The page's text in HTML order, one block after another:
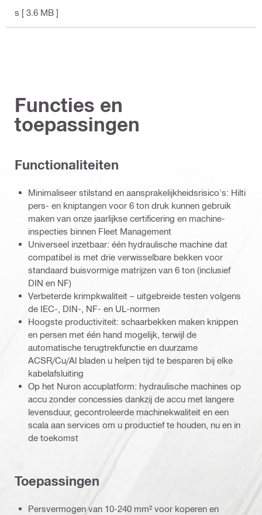
s [ 3.6 MB ]
Functies en
toepassingen
Functionaliteiten
Minimaliseer stilstand en aansprakelijkheidsrisico's: Hilti
pers- en kniptangen voor 6 ton druk kunnen gebruik
maken van onze jaarlijkse certificering en machine-
inspecties binnen Fleet Management
Universeel inzetbaar: één hydraulische machine dat
compatibel is met drie verwisselbare bekken voor
standaard buisvormige matrijzen van 6 ton (inclusief
DIN en NF)
Verbeterde krimpkwaliteit – uitgebreide testen volgens
de IEC-, DIN-, NF- en UL-normen
Hoogste productiviteit: schaarbekken maken knippen
en persen met één hand mogelijk, terwijl de
automatische terugtrekfunctie en duurzame
ACSR/Cu/Al bladen u helpen tijd te besparen bij elke
kabelafsluiting
Op het Nuron accuplatform: hydraulische machines op
accu zonder concessies dankzij de accu met langere
levensduur, gecontroleerde machinekwaliteit en een
scala aan services om u productief te houden, nu en in
de toekomst
Toepassingen
Persvermogen van 10-240 mm² voor koperen en